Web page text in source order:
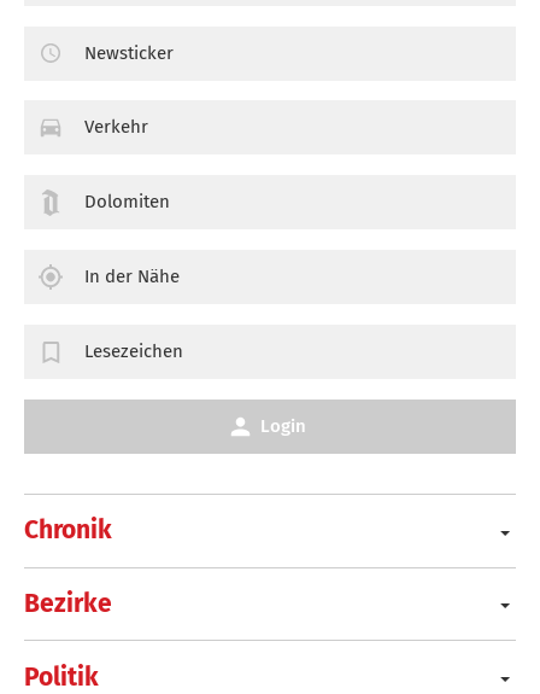
Chronik
Bezirke
Politik
Newsticker
Verkehr
Dolomiten
In der Nähe
Lesezeichen
Login